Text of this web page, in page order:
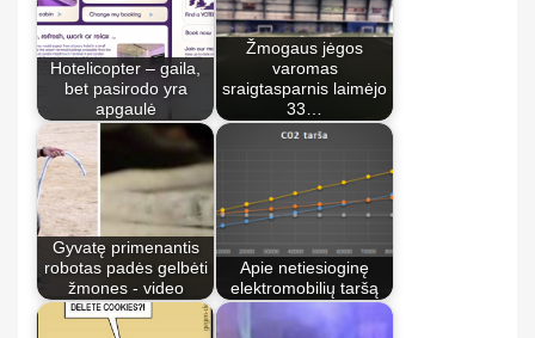
Hotelicopter – gaila,
bet pasirodo yra
apgaulė
Žmogaus jėgos
varomas
sraigtasparnis laimėjo
33…
Gyvatę primenantis
robotas padės gelbėti
žmones - video
Apie netiesioginę
elektromobilių taršą